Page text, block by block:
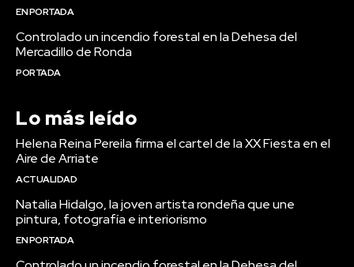
EN PORTADA
Controlado un incendio forestal en la Dehesa del
Mercadillo de Ronda
PORTADA
Lo más leído
Helena Reina Pereila firma el cartel de la XX Fiesta en el
Aire de Arriate
ACTUALIDAD
Natalia Hidalgo, la joven artista rondeña que une
pintura, fotografía e interiorismo
EN PORTADA